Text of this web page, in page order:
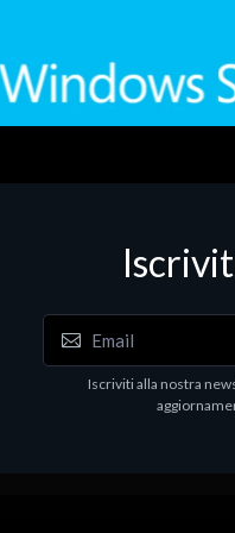
Software - Office Productivity
Iscriviti alla nostra